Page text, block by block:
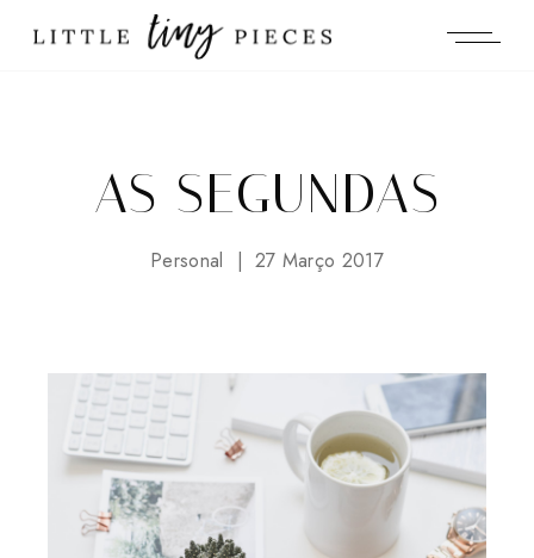
AS SEGUNDAS
Personal 27 Março 2017